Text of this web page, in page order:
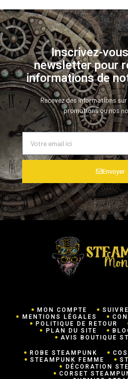
Inscrivez-
newsletter pour
informations de
Recevez des informations
promotions ou nos
Envoyer
MON COMPTE
MENTIONS LÉGALES
POLITIQUE DE RETOUR
PLAN DU SITE
AVIS BOUTIQUE
ROBE STEAMPUNK
STEAMPUNK FEMME
DÉCORATION
CORSET